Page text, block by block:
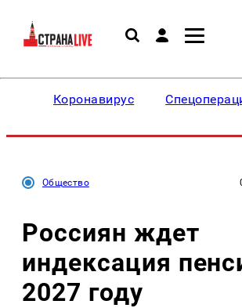
Коронавирус
Общество
Россиян ждет
индексация
2027 году